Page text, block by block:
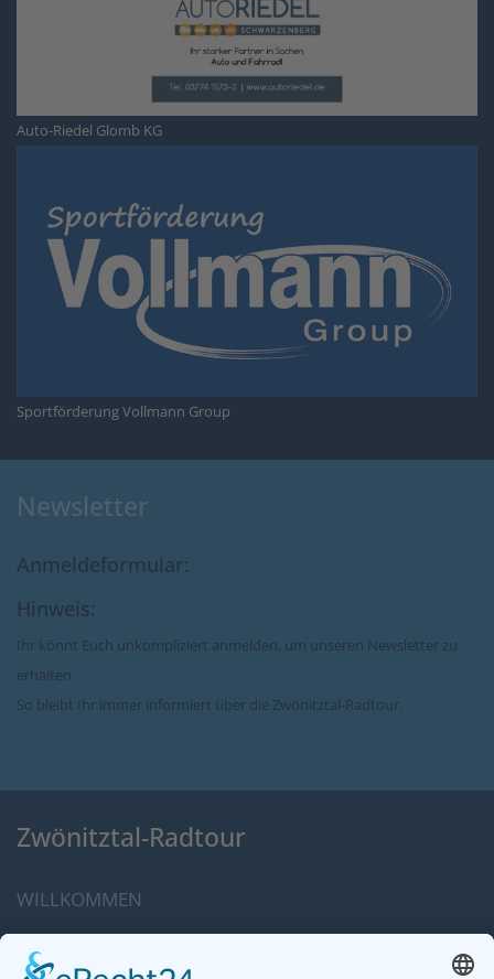
Auto-Riedel Glomb KG
Sportförderung Vollmann Group
Newsletter
Anmeldeformular:
Hinweis:
Ihr könnt Euch unkompliziert anmelden, um unseren Newsletter zu
erhalten.
So bleibt Ihr immer informiert über die Zwönitztal-Radtour.
Zwönitztal-Radtour
WILLKOMMEN
TEILNAHMEBEDINGUNGEN